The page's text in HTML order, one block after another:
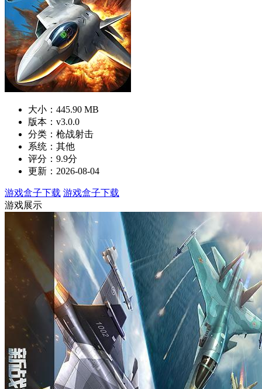
大小：445.90 MB
版本：v3.0.0
分类：枪战射击
系统：其他
评分：9.9分
更新：2026-08-04
游戏盒子下载 游戏盒子下载
游戏展示